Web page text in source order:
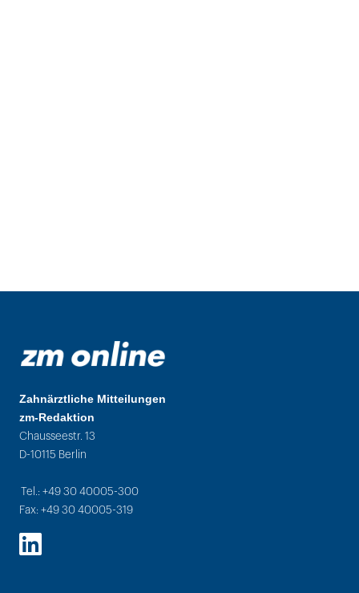
Zahnärztliche Mitteilungen
zm-Redaktion
Chausseestr. 13
D-10115 Berlin
Tel.: +49 30 40005-300
Fax: +49 30 40005-319
LinkedIn